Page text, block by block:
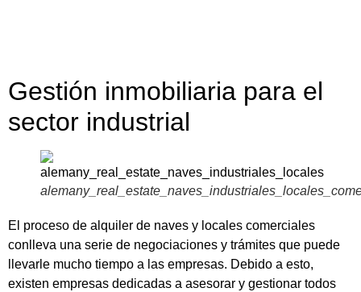
Gestión inmobiliaria para el
sector industrial
El proceso de alquiler de naves y locales comerciales
conlleva una serie de negociaciones y trámites que puede
llevarle mucho tiempo a las empresas. Debido a esto,
existen empresas dedicadas a asesorar y gestionar todos